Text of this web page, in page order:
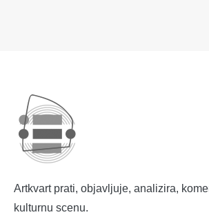
Artkvart prati, objavljuje, analizira,
kulturnu scenu.